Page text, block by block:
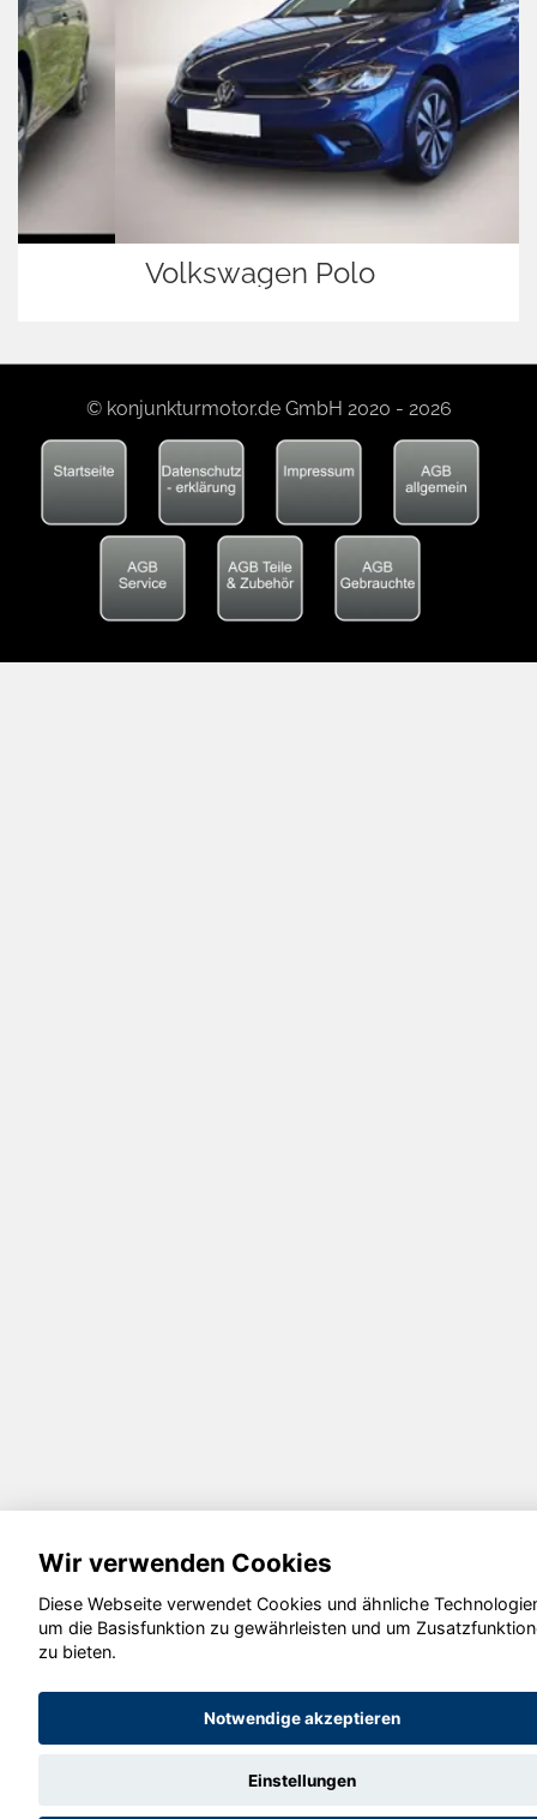
Volkswagen Polo
© konjunkturmotor.de GmbH 2020 - 2026
Wir verwenden Cookies
Diese Webseite verwendet Cookies und ähnliche
um die Basisfunktion zu gewährleisten und um
zu bieten.
Notwendige akzeptieren
Einstellungen